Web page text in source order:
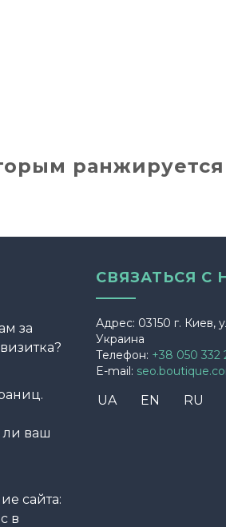
ранжируется
за
ли ваш
сайта:
в
СВЯЗАТЬСЯ С
Адрес: 03150 г. Киев,
Украина
Телефон: +38 050 332
E-mail:
UA EN RU